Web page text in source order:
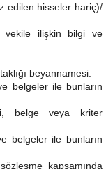
edilen hisseler hariç)/
vekile ilişkin bilgi ve
beyannamesi.
belgeler ile bunların
belge veya kriter
belgeler ile bunların
kapsamında